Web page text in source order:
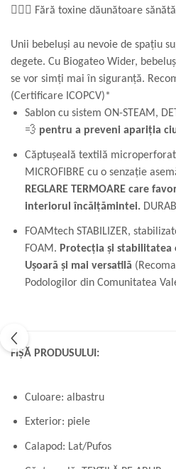
👩🏼‍⚕️ Fără toxine dăunătoare
Unii bebeluși au nevoie de spațiu
degete. Cu Biogateo Wider,
se vor simți mai în siguranță.
(Certificare ICOPCV)*
Sablon cu sistem ON-STEAM,
💨 pentru a preveni apariția
Căptușeală textilă
MICROFIBRE cu o senzație
REGLARE TERMOARE care
interiorul încălțămintei.
FOAMtech STABILIZER,
FOAM. Protecția și stabilitatea
Ușoară și mai versatilă
Podologilor din Comunitatea
FIȘĂ PRODUSULUI:
Culoare: albastru
Exterior: piele
Calapod: Lat/Pufos